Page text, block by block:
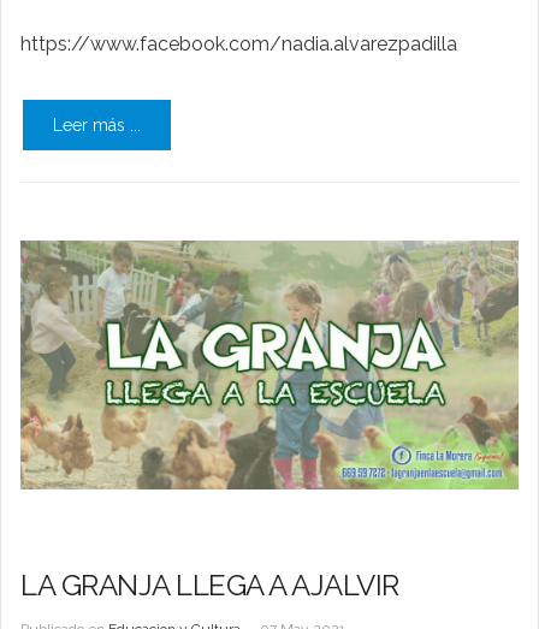
https://www.facebook.com/nadia.alvarezpadilla
Leer más ...
LA GRANJA LLEGA A AJALVIR